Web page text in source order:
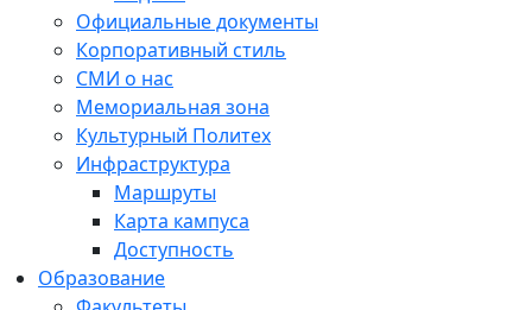
Официальные документы
Корпоративный стиль
СМИ о нас
Мемориальная зона
Культурный Политех
Инфраструктура
Маршруты
Карта кампуса
Доступность
Образование